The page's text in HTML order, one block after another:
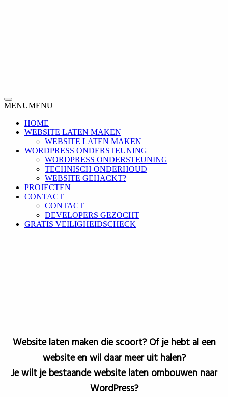
Toggle
navigation
MENUMENU
HOME
WEBSITE LATEN MAKEN
WEBSITE LATEN MAKEN
WORDPRESS ONDERSTEUNING
WORDPRESS ONDERSTEUNING
TECHNISCH ONDERHOUD
WEBSITE GEHACKT?
PROJECTEN
CONTACT
CONTACT
DEVELOPERS GEZOCHT
GRATIS VEILIGHEIDSCHECK
Website laten maken die scoort? Of je hebt al een
website en wil daar meer uit halen?
Je wilt je bestaande website laten ombouwen naar
WordPress?